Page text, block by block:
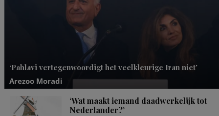
‘Pahlavi vertegenwoordigt het veelkleurige Iran niet’
Arezoo Moradi
‘Wat maakt iemand daadwerkelijk tot
Nederlander?’